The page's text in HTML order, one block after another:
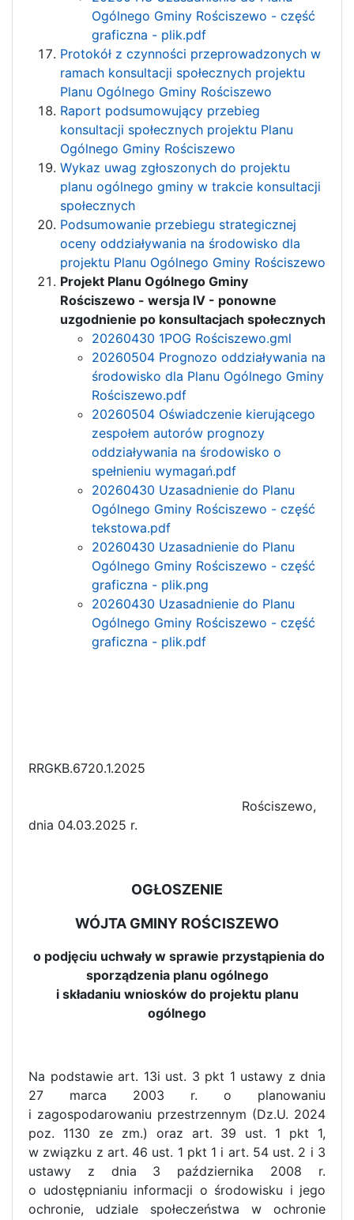
Ogólnego Gminy Rościszewo - część
graficzna - plik.pdf
Protokół z czynności przeprowadzonych w
ramach konsultacji społecznych projektu
Planu Ogólnego Gminy Rościszewo
Raport podsumowujący przebieg
konsultacji społecznych projektu Planu
Ogólnego Gminy Rościszewo
Wykaz uwag zgłoszonych do projektu
planu ogólnego gminy w trakcie konsultacji
społecznych
Podsumowanie przebiegu strategicznej
oceny oddziaływania na środowisko dla
projektu Planu Ogólnego Gminy Rościszewo
Projekt Planu Ogólnego Gminy
Rościszewo - wersja IV - ponowne
uzgodnienie po konsultacjach społecznych
20260430 1POG Rościszewo.gml
20260504 Prognozo oddziaływania na
środowisko dla Planu Ogólnego Gminy
Rościszewo.pdf
20260504 Oświadczenie kierującego
zespołem autorów prognozy
oddziaływania na środowisko o
spełnieniu wymagań.pdf
20260430 Uzasadnienie do Planu
Ogólnego Gminy Rościszewo - część
tekstowa.pdf
20260430 Uzasadnienie do Planu
Ogólnego Gminy Rościszewo - część
graficzna - plik.png
20260430 Uzasadnienie do Planu
Ogólnego Gminy Rościszewo - część
graficzna - plik.pdf
RRGKB.6720.1.2025
Rościszewo,
dnia 04.03.2025 r.
OGŁOSZENIE
WÓJTA GMINY ROŚCISZEWO
o podjęciu uchwały w sprawie przystąpienia do
sporządzenia planu ogólnego
i składaniu wniosków do projektu planu
ogólnego
Na podstawie art. 13i ust. 3 pkt 1 ustawy z dnia
27 marca 2003 r. o planowaniu
i zagospodarowaniu przestrzennym (Dz.U. 2024
poz. 1130 ze zm.) oraz art. 39 ust. 1 pkt 1,
w związku z art. 46 ust. 1 pkt 1 i art. 54 ust. 2 i 3
ustawy z dnia 3 października 2008 r.
o udostępnianiu informacji o środowisku i jego
ochronie, udziale społeczeństwa w ochronie